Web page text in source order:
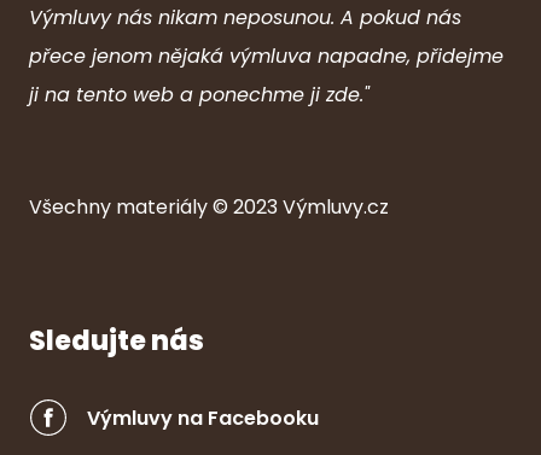
Výmluvy nás nikam neposunou. A pokud nás
přece jenom nějaká výmluva napadne, přidejme
ji na tento web a ponechme ji zde."
Všechny materiály © 2023Výmluvy.cz
Sledujte nás
Výmluvy na Facebooku